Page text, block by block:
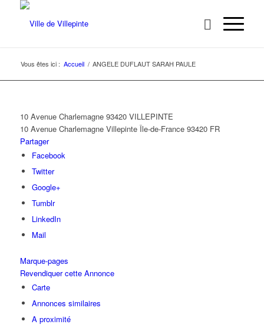
Vous êtes ici : Accueil / ANGELE DUFLAUT SARAH PAULE
10 Avenue Charlemagne 93420 VILLEPINTE
10 Avenue Charlemagne Villepinte Île-de-France 93420 FR
Partager
Facebook
Twitter
Google+
Tumblr
LinkedIn
Mail
Marque-pages
Revendiquer cette Annonce
Carte
Annonces similaires
A proximité